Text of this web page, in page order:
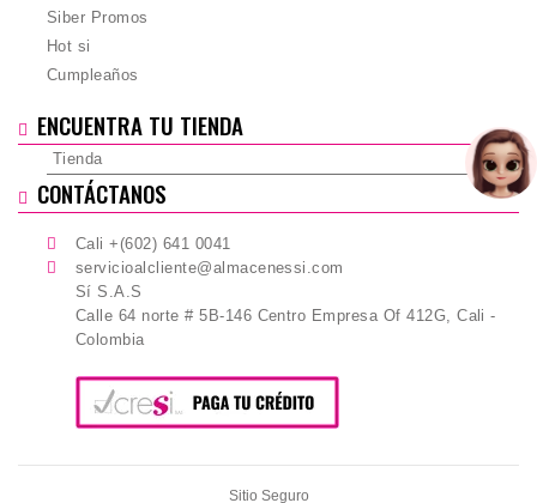
Siber Promos
Hot si
Cumpleaños
ENCUENTRA TU TIENDA
Tienda
CONTÁCTANOS
Cali +(602) 641 0041
servicioalcliente@almacenessi.com
Sí S.A.S
Calle 64 norte # 5B-146 Centro Empresa Of 412G, Cali -
Colombia
Sitio Seguro